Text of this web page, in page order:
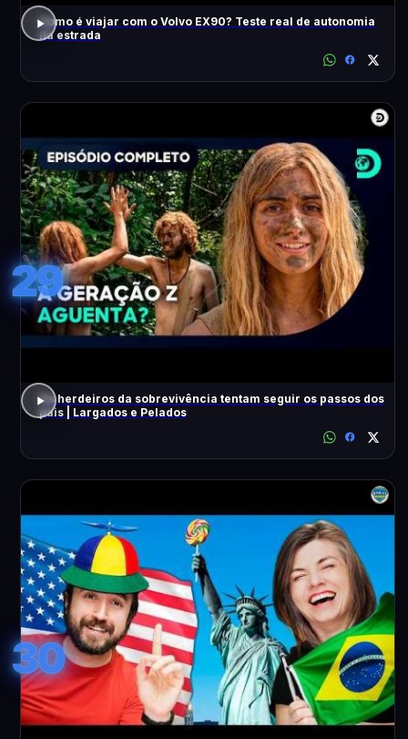
Como é viajar com o Volvo EX90? Teste real de autonomia
na estrada
29
Os herdeiros da sobrevivência tentam seguir os passos dos
pais | Largados e Pelados
30